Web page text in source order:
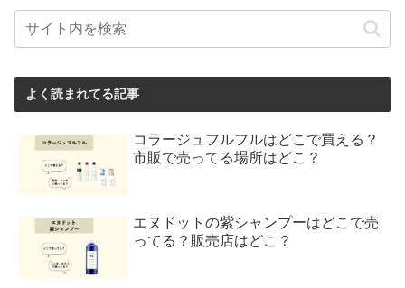
よく読まれてる記事
コラージュフルフルはどこで買える？
市販で売ってる場所はどこ？
エヌドットの紫シャンプーはどこで売
ってる？販売店はどこ？